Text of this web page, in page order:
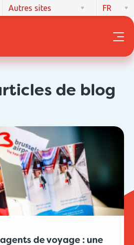
Autres sites FR
de blog
de voyage : une